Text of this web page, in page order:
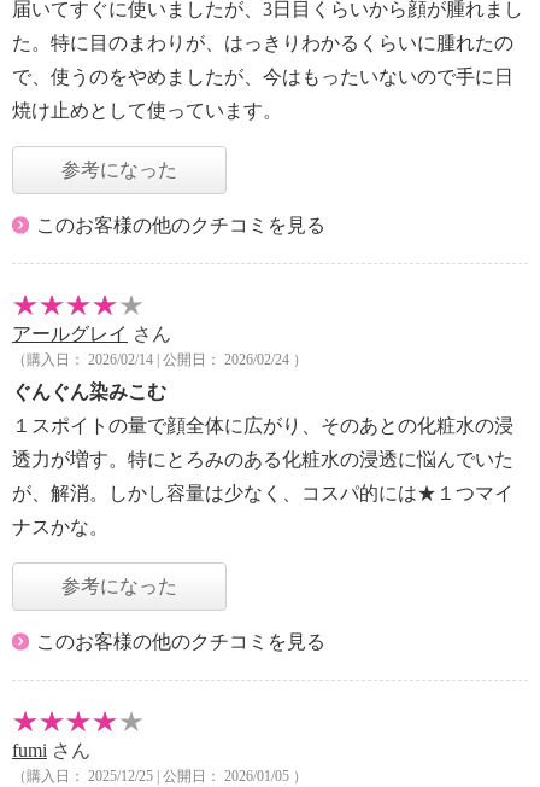
届いてすぐに使いましたが、3日目くらいから顔が腫れまし
た。特に目のまわりが、はっきりわかるくらいに腫れたの
で、使うのをやめましたが、今はもったいないので手に日
焼け止めとして使っています。
参考になった
このお客様の他のクチコミを見る
アールグレイ さん
（購入日： 2026/02/14 | 公開日： 2026/02/24 ）
ぐんぐん染みこむ
１スポイトの量で顔全体に広がり、そのあとの化粧水の浸
透力が増す。特にとろみのある化粧水の浸透に悩んでいた
が、解消。しかし容量は少なく、コスパ的には★１つマイ
ナスかな。
参考になった
このお客様の他のクチコミを見る
fumi さん
（購入日： 2025/12/25 | 公開日： 2026/01/05 ）